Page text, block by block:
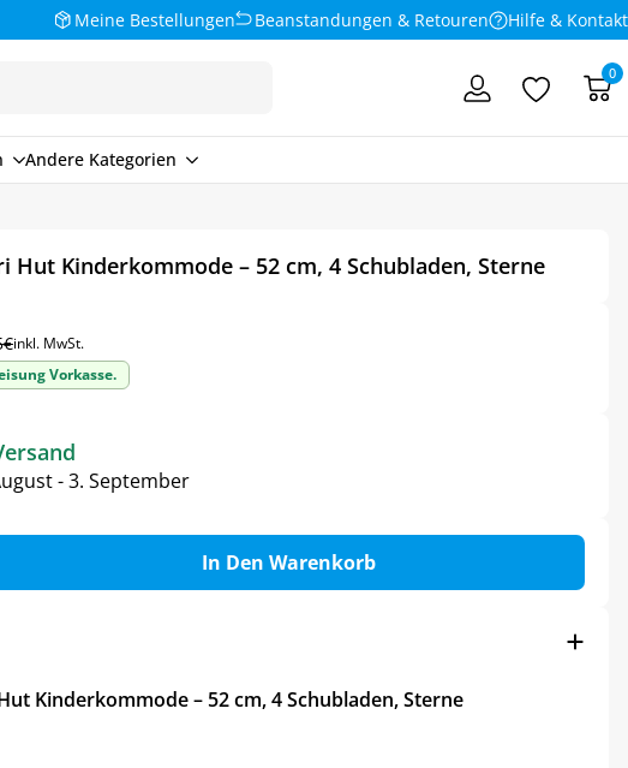
Meine Bestellungen Beanstandungen & Retouren Hilfe & Kontakt
0
Andere Kategorien
Hut Kinderkommode – 52 cm, 4 Schubladen, Sterne
€inkl. MwSt.
Vorkasse.
- 3. September
In Den Warenkorb
Kinderkommode – 52 cm, 4 Schubladen, Sterne